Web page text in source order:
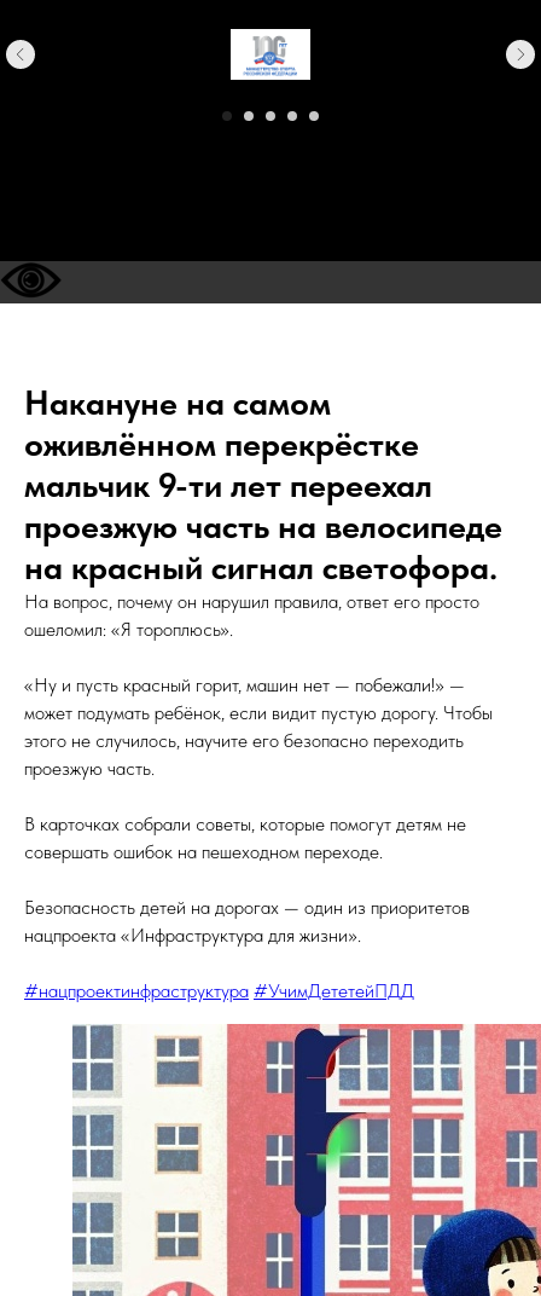
Накануне на самом
оживлённом перекрёстке
мальчик 9-ти лет переехал
проезжую часть на велосипеде
на красный сигнал светофора.
На вопрос, почему он нарушил правила, ответ его просто
ошеломил: «Я тороплюсь».
«Ну и пусть красный горит, машин нет — побежали!» —
может подумать ребёнок, если видит пустую дорогу. Чтобы
этого не случилось, научите его безопасно переходить
проезжую часть.
В карточках собрали советы, которые помогут детям не
совершать ошибок на пешеходном переходе.
Безопасность детей на дорогах — один из приоритетов
нацпроекта «Инфраструктура для жизни».
#нацпроектинфраструктура #УчимДететейПДД